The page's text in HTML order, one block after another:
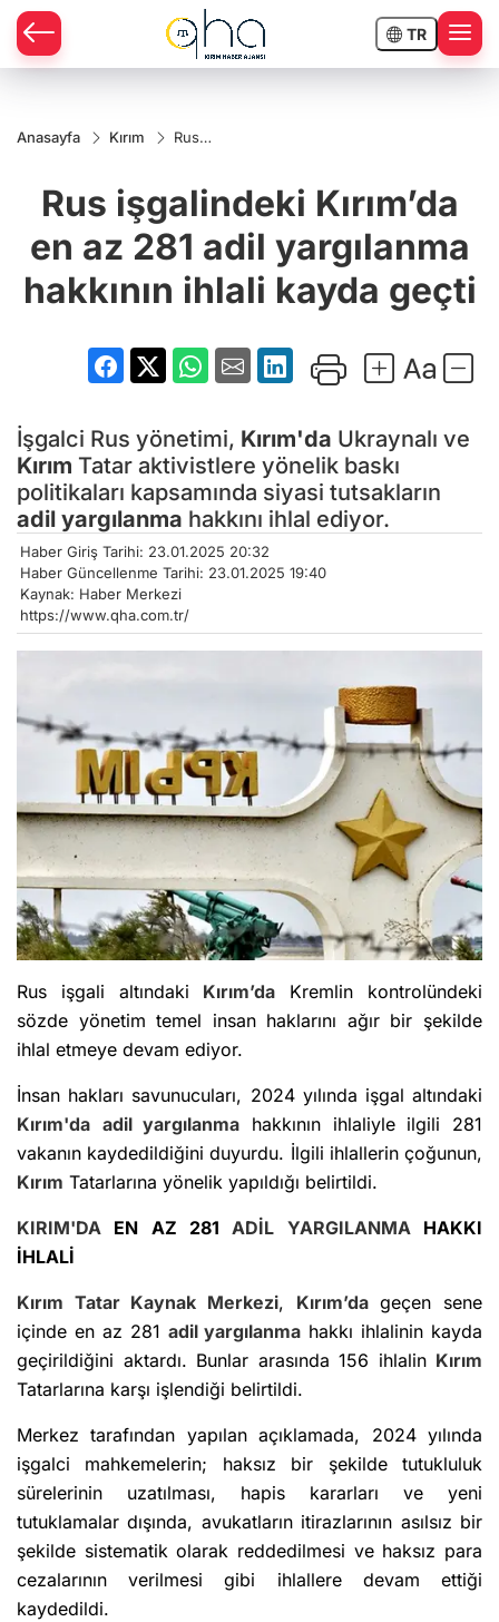
TR
Anasayfa Kırım
Rus
en az 281
adil
hakkının
ihlali
kayda
Rus işgalindeki Kırım’da
en az 281 adil yargılanma
hakkının ihlali kayda geçti
İşgalci Rus yönetimi, Kırım'da Ukraynalı ve
Kırım Tatar aktivistlere yönelik baskı
politikaları kapsamında siyasi tutsakların
adil yargılanma hakkını ihlal ediyor.
Haber Giriş Tarihi: 23.01.2025 20:32
Haber Güncellenme Tarihi: 23.01.2025 19:40
Kaynak: Haber Merkezi
https://www.qha.com.tr/
Rus işgali altındaki Kırım’da Kremlin kontrolündeki
sözde yönetim temel insan haklarını ağır bir şekilde
ihlal etmeye devam ediyor.
İnsan hakları savunucuları, 2024 yılında işgal altındaki
Kırım'da adil yargılanma hakkının ihlaliyle ilgili 281
vakanın kaydedildiğini duyurdu. İlgili ihlallerin çoğunun,
Kırım Tatarlarına yönelik yapıldığı belirtildi.
KIRIM'DA EN AZ 281ADİL YARGILANMAHAKKI
İHLALİ
Kırım Tatar Kaynak Merkezi, Kırım’dageçen sene
içinde en az 281 adil yargılanma hakkı ihlalinin kayda
geçirildiğini aktardı. Bunlar arasında 156 ihlalin Kırım
Tatarlarına karşı işlendiği belirtildi.
Merkez tarafından yapılan açıklamada, 2024 yılında
işgalci mahkemelerin; haksız bir şekilde tutukluluk
sürelerinin uzatılması, hapis kararları ve yeni
tutuklamalar dışında, avukatların itirazlarının asılsız bir
şekilde sistematik olarak reddedilmesi ve haksız para
cezalarının verilmesi gibi ihlallere devam ettiği
kaydedildi.